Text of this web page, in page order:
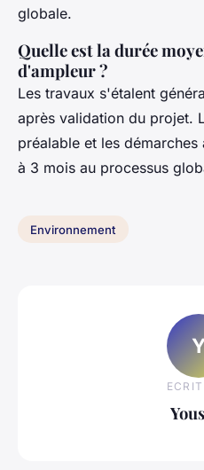
globale.
Quelle est la durée
d'ampleur ?
Les travaux s'étalent
après validation du projet.
préalable et les
à 3 mois au processus
Environnement